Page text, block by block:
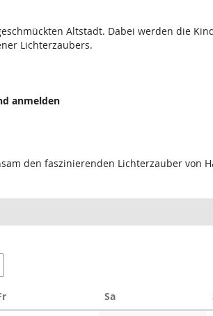
Altstadt. Dabei werden die
Lichterzaubers.
anmelden
den faszinierenden Lichterzauber von
Freitag SaSamstag